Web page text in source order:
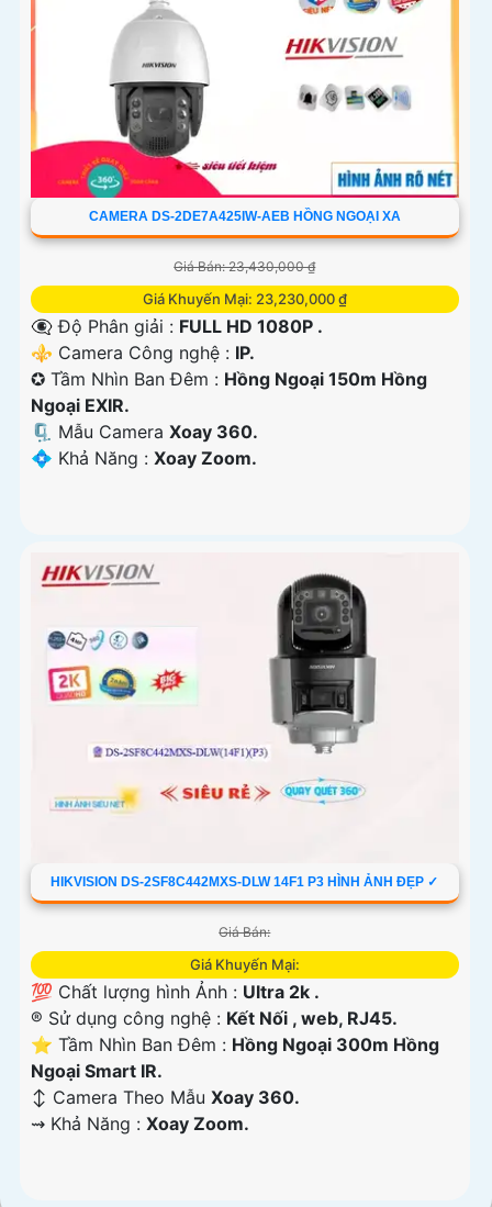
CAMERA DS-2DE7A425IW-AEB HỒNG NGOẠI XA
Giá Bán: 23,430,000 ₫
Giá Khuyến Mại: 23,230,000 ₫
👁️‍🗨 Độ Phân giải : FULL HD 1080P .
⚜️ Camera Công nghệ : IP.
✪ Tầm Nhìn Ban Đêm : Hồng Ngoại 150m Hồng
Ngoại EXIR.
🗜️ Mẫu Camera Xoay 360.
️💠 Khả Năng : Xoay Zoom.
HIKVISION DS-2SF8C442MXS-DLW 14F1 P3 HÌNH ẢNH ĐẸP ✓
Giá Bán:
Giá Khuyến Mại:
💯 Chất lượng hình Ảnh : Ultra 2k .
®️ Sử dụng công nghệ : Kết Nối , web, RJ45.
⭐ Tầm Nhìn Ban Đêm : Hồng Ngoại 300m Hồng
Ngoại Smart IR.
↕️ Camera Theo Mẫu Xoay 360.
️⇝ Khả Năng : Xoay Zoom.